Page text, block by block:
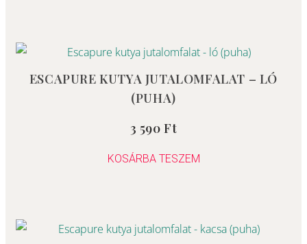
ESCAPURE KUTYA JUTALOMFALAT – LÓ
(PUHA)
3 590Ft
KOSÁRBA TESZEM